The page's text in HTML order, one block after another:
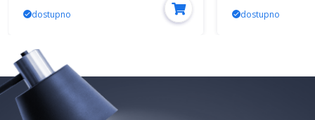
dostupno dostupno